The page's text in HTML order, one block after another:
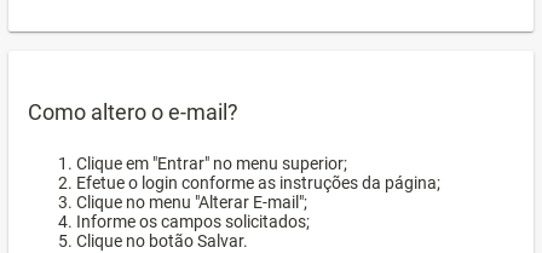
Como altero o e-mail?
Clique em "Entrar" no menu superior;
Efetue o login conforme as instruções da página;
Clique no menu "Alterar E-mail";
Informe os campos solicitados;
Clique no botão Salvar.